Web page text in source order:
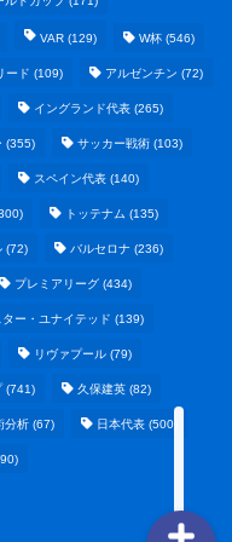
VAR (129) W杯 (546)
ード (109) アルゼンチン (72)
イングランド代表 (265)
(355) サッカー戦術 (103)
スペイン代表 (140)
トッテナム (135)
(72) バルセロナ (236)
プレミアリーグ (434)
ー・ユナイテッド (139)
リヴァプール (79)
(741) 久保建英 (82)
分析 (67) 日本代表 (500)
ジーまとめ
経済まとめ